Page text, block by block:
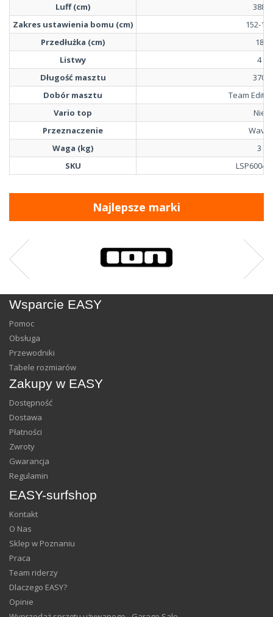
Luff (cm)
388
Zakres ustawienia bomu (cm)
152-156
Przedłużka (cm)
18
Listwy
4
Długość masztu
370
Dobór masztu
Team
Vario top
Nie
Przeznaczenie
Wave
Waga (kg)
3
SKU
Najlepsze marki
Wsparcie EASY
Pomoc
Obsługa
Przewodniki
Tabele rozmiarów
Zakupy w EASY
Dostępność
Dostawa
Płatności
Zwroty
Gwarancja
Regulamin
EASY-surfshop
Kontakt
O Nas
Sklep w Poznaniu
Praca
Team riderzy
Dlaczego EASY?
Opinie